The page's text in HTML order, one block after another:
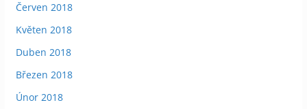
Červen 2018
Květen 2018
Duben 2018
Březen 2018
Únor 2018